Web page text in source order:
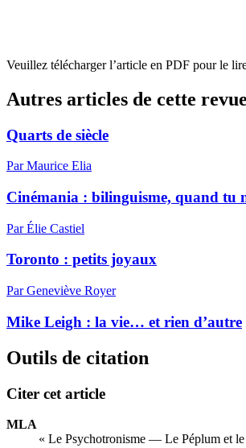
Veuillez télécharger l’article en PDF pour le
Autres articles de cette revue
Quarts de siècle
Par Maurice Elia
Cinémania : bilinguisme, quand tu
Par Élie Castiel
Toronto : petits joyaux
Par Geneviève Royer
Mike Leigh : la vie… et rien d’autre
Outils de citation
Citer cet article
MLA
« Le Psychotronisme — Le Péplum et